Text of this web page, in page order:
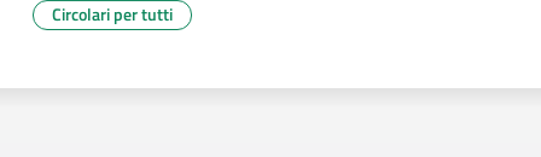
Circolari per tutti